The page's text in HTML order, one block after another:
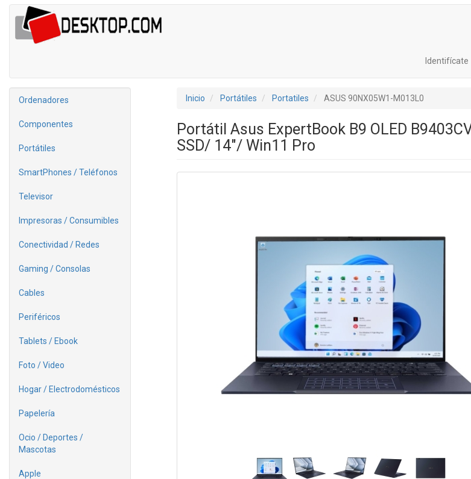
Identifícate
Ordenadores
Componentes
Portátiles
SmartPhones / Teléfonos
Televisor
Impresoras / Consumibles
Conectividad / Redes
Gaming / Consolas
Cables
Periféricos
Tablets / Ebook
Foto / Video
Hogar / Electrodomésticos
Papelería
Ocio / Deportes /
Mascotas
Apple
Inicio Portátiles Portatiles ASUS 90NX05W1-M013L0
Portátil Asus ExpertBook B9 OLED
SSD/ 14"/ Win11 Pro